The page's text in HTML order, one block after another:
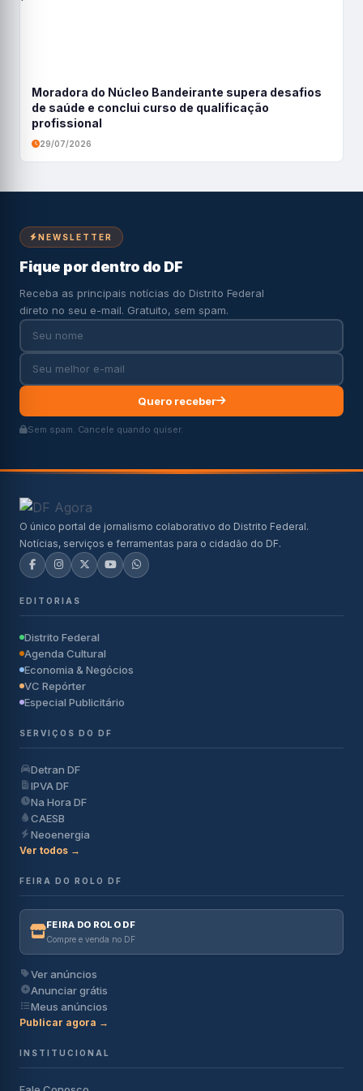
Moradora do Núcleo Bandeirante supera desafios
de saúde e conclui curso de qualificação
profissional
29/07/2026
NEWSLETTER
Fique por dentro do DF
Receba as principais notícias do Distrito Federal
direto no seu e-mail. Gratuito, sem spam.
Quero receber
Sem spam. Cancele quando quiser.
O único portal de jornalismo colaborativo do Distrito Federal.
Notícias, serviços e ferramentas para o cidadão do DF.
EDITORIAS
Distrito Federal
Agenda Cultural
Economia & Negócios
VC Repórter
Especial Publicitário
SERVIÇOS DO DF
Detran DF
IPVA DF
Na Hora DF
CAESB
Neoenergia
Ver todos →
FEIRA DO ROLO DF
FEIRA DO ROLO DF
Compre e venda no DF
Ver anúncios
Anunciar grátis
Meus anúncios
Publicar agora →
INSTITUCIONAL